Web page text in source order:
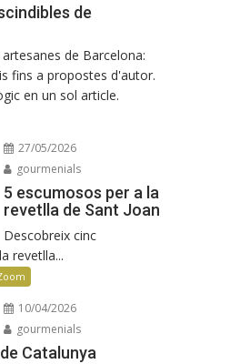
de
de Barcelona:
fins a propostes d'autor.
en un sol article.
27/05/2026
gourmenials
5 escumosos per a la
revetlla de Sant Joan
Descobreix cinc
revetlla...
10/04/2026
gourmenials
Catalunya